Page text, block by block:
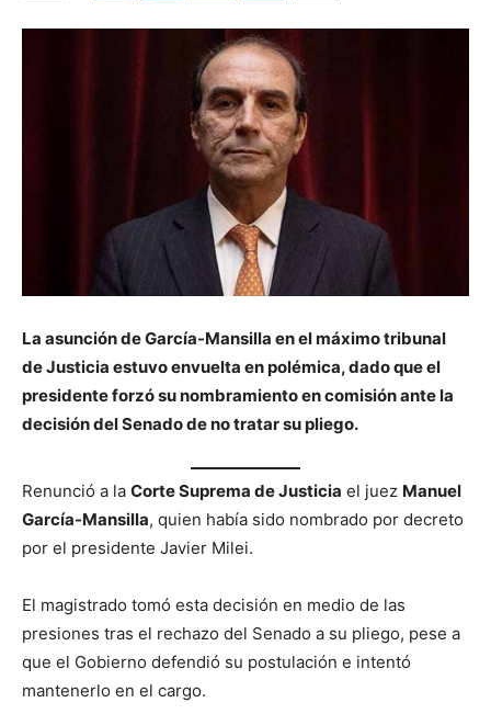
La asunción de García-Mansilla en el máximo tribunal
de Justicia estuvo envuelta en polémica, dado que el
presidente forzó su nombramiento en comisión ante la
decisión del Senado de no tratar su pliego.
Renunció a la Corte Suprema de Justicia el juez Manuel
García-Mansilla, quien había sido nombrado por decreto
por el presidente Javier Milei.
El magistrado tomó esta decisión en medio de las
presiones tras el rechazo del Senado a su pliego, pese a
que el Gobierno defendió su postulación e intentó
mantenerlo en el cargo.